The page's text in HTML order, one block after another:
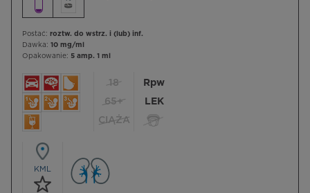
Postać: roztw. do wstrz. i (lub) inf.
Dawka: 10 mg/ml
Opakowanie: 5 amp. 1 ml
18
65+
CIĄŻA
Rpw
LEK
KML